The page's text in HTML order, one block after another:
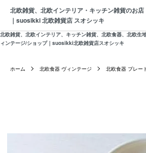
北欧雑貨、北欧インテリア、キッチン雑貨、北欧食器、北欧生
ィンテージ/ショップ｜suosikki北欧雑貨店スオシッキ
北欧雑貨、北欧インテリア・キッチン雑貨のお店
｜suosikki 北欧雑貨店 スオシッキ
ホーム 北欧食器 ヴィンテージ 北欧食器 プレー